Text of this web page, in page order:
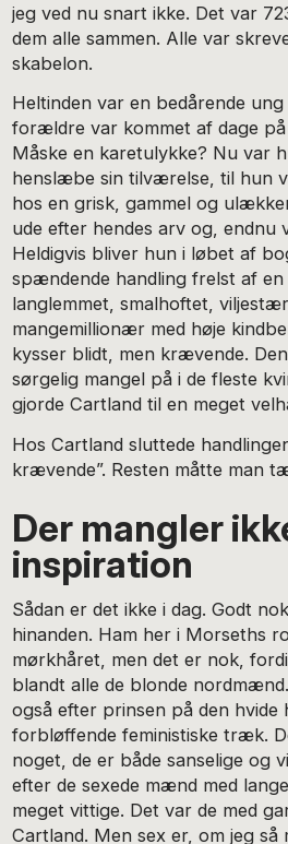
jeg ved nu snart ikke. Det var
dem alle sammen. Alle var
skabelon.
Heltinden var en bedårende
forældre var kommet af dage på
Måske en karetulykke? Nu var
henslæbe sin tilværelse, til hun
hos en grisk, gammel og
ude efter hendes arv og, endnu
Heldigvis bliver hun i løbet af
spændende handling frelst af
langlemmet, smalhoftet,
mangemillionær med høje
kysser blidt, men krævende.
sørgelig mangel på i de fleste
gjorde Cartland til en meget
Hos Cartland sluttede
krævende”. Resten måtte man
Der mangler
inspiration
Sådan er det ikke i dag. Godt
hinanden. Ham her i Morseths
mørkhåret, men det er nok,
blandt alle de blonde
også efter prinsen på den hvide
forbløffende feministiske træk.
noget, de er både sanselige og
efter de sexede mænd med
meget vittige. Det var de med
Cartland. Men sex er, om jeg så